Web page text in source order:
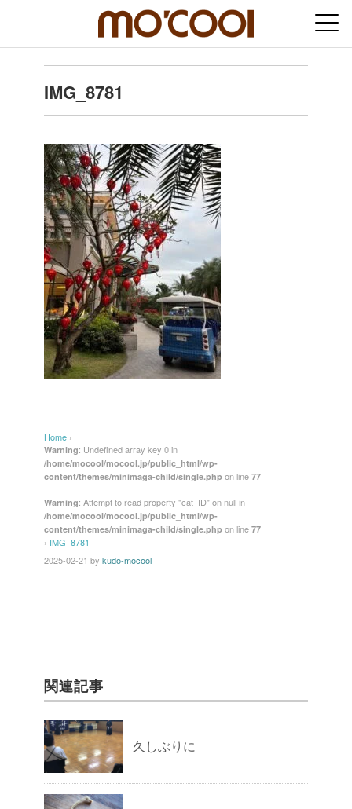
IMG_8781
Home ›
Warning: Undefined array key 0 in
/home/mocool/mocool.jp/public_html/wp-
content/themes/minimaga-child/single.php on line 77
Warning: Attempt to read property "cat_ID" on null in
/home/mocool/mocool.jp/public_html/wp-
content/themes/minimaga-child/single.php on line 77
› IMG_8781
2025-02-21 by kudo-mocool
関連記事
久しぶりに